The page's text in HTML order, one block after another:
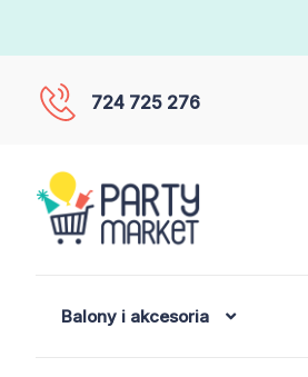
724 725 276
Balony i akcesoria